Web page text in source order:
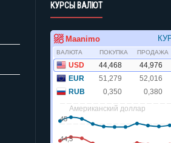
КУРСЫ ВАЛЮТ